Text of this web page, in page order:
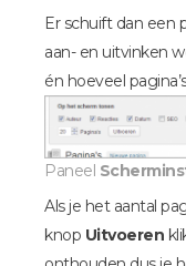
Er schuift dan een
aan- en uitvinken
én hoeveel
Paneel
Als je het aantal
knop Uitvoeren